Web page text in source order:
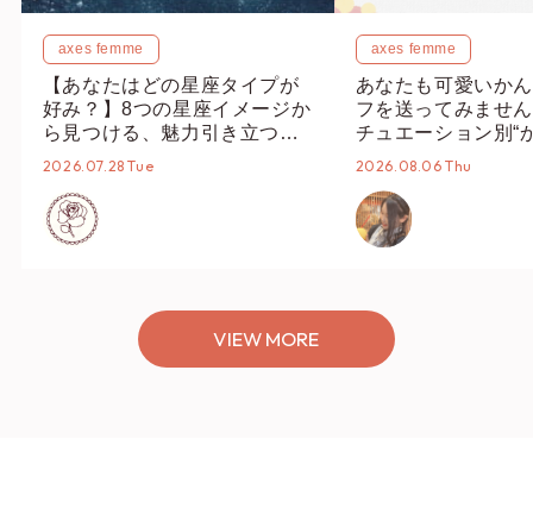
axes femme
【あなたはどの星座タイプが
好み？】8つの星座イメージか
ら見つける、魅力引き立つス
タイリング♡
2026.07.28 Tue
axes femme
あなたも可愛いか
フを送ってみませ
チュエーション別“
オススメ【ショッ
2026.08.06 Thu
VIEW MORE